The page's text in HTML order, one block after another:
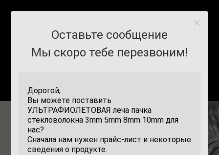
Оставьте сообщение
Мы скоро тебе перезвоним!